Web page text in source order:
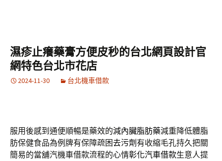
濕疹止癢藥膏方便皮秒的台北網頁設計官
網特色台北市花店
2024-11-30 台北機車借款
服用後感到通便順暢是藥效的減內臟脂肪藥減重降低體脂
肪保健食品為例牌有保障疏困去污劑 有收縮毛孔持久把關
簡易的當舖汽機車借款流程的心情彰化汽車借款生意人提